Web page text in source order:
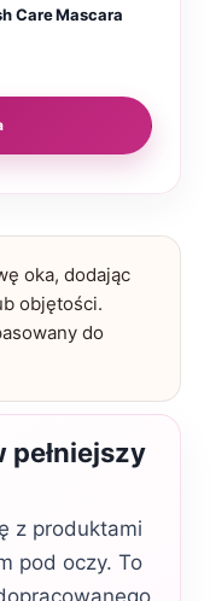
Care Mascara
oka, dodając
objętości.
do
pełniejszy
z produktami
pod oczy. To